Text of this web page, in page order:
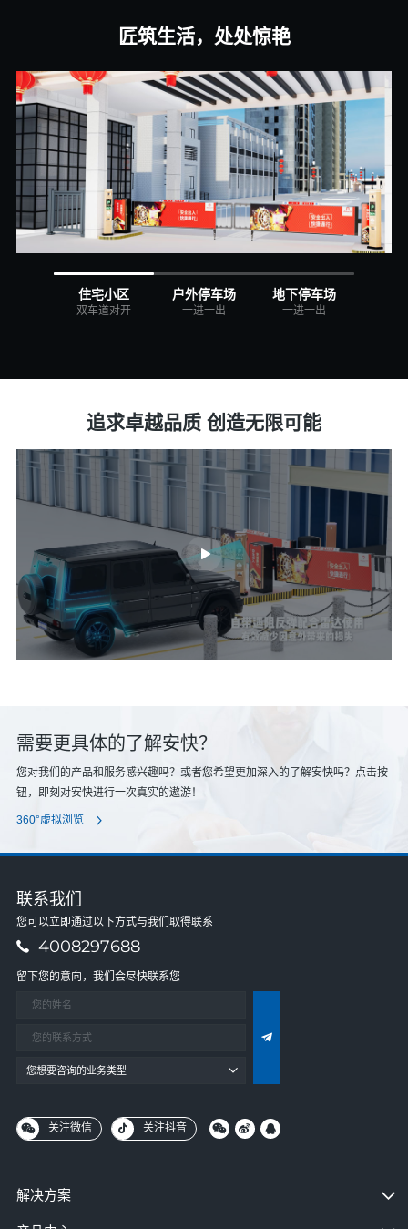
匠筑生活，处处惊艳
住宅小区
双车道对开
户外停车场
一进一出
地下停车场
一进一出
追求卓越品质 创造无限可能
需要更具体的了解安快？
您对我们的产品和服务感兴趣吗？或者您希望更加深入的了解安快吗？点击按
钮，即刻对安快进行一次真实的遨游！
360°虚拟浏览
联系我们
您可以立即通过以下方式与我们取得联系
4008297688
留下您的意向，我们会尽快联系您
您想要咨询的业务类型
关注微信 关注抖音
解决方案